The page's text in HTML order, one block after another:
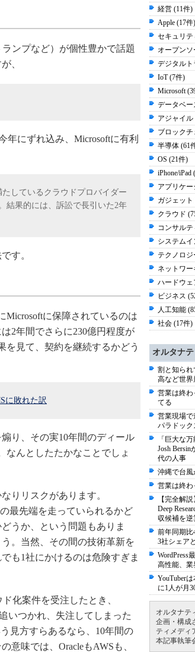
ンプなど）が個性豊かで話題
、
年にずれ込み、Microsoftに有利
しているクラウドプロバイダー
結果的には、訴訟で長引いた2年
す。
Microsoftに保障されているのは
2年間でさらに230億円程度が
を見て、契約を継続するかどう
に敗れた訳
り、その実10年間のディール
なんとしたたかなことでしょ
りリスクがあります。
最先端を走っていられるかど
うか、という問題もありま
。当然、その間の技術革新を
も1社にかけるのは危険すぎま
化案件を受注したとき、
いつかれ、失注してしまった
見方すらあるなら、10年間の
意味では、OracleもAWSも、
経営 (11件)
Apple (17件)
セキュリテ
オープンソ
デジタルト
IoT (7件)
Microsoft
データベー
アジャイル
ブロック
半導体 (61
OS (21件)
iPhone/iPad
アプリケ
ガジェット
クラウド
コンサル
システム
テクノロジ
ネットワ
ハードウェ
ビジネス
人工知能
社会 (17件)
オルタナ
割と知られ
高など世界
営業は終
てる
営業現場
パラドッ
「巨大な
Josh
代の人事
沖縄で台
営業は終
【完全解
Deep
収候補を逆
前年同期比
3社シェア
WordPress
高性能、業
YouTuber
に1人が月
オルタナテ
企画・構成
ティメディ
本記事執筆